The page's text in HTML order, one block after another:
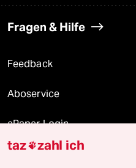
Fragen & Hilfe
Feedback
Aboservice
ePaper Login
Downloads für Abonnierende
taz zahl ich